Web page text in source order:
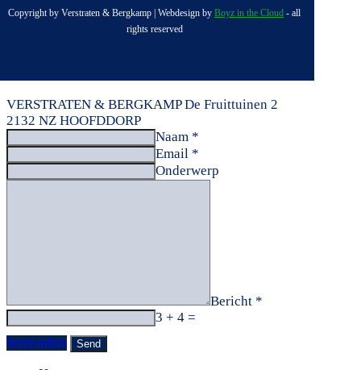
Copyright by Verstraten & Bergkamp | Webdesign byBoyz in the Cloud - all
rights reserved
VERSTRATEN & BERGKAMP De Fruittuinen 2
2132 NZ HOOFDDORP
Naam *
Email *
Onderwerp
Bericht *
3 + 4 =
Verzenden